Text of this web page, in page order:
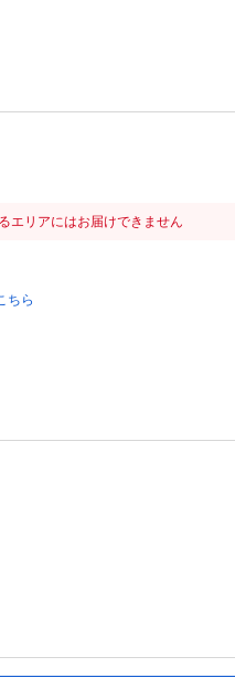
エリアにはお届けできません
ちら